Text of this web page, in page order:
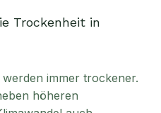
Trockenheit in
immer trockener.
höheren